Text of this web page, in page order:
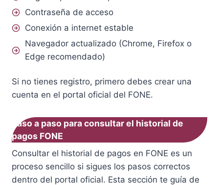
Contraseña de acceso
Conexión a internet estable
Navegador actualizado (Chrome, Firefox o
Edge recomendado)
Si no tienes registro, primero debes crear una
cuenta en el portal oficial del FONE.
Paso a paso para consultar el historial de
pagos FONE
Consultar el historial de pagos en FONE es un
proceso sencillo si sigues los pasos correctos
dentro del portal oficial. Esta sección te guía de